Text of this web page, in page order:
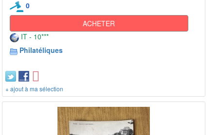
0
ACHETER
IT - 10***
Philatéliques
+ ajout à ma sélection